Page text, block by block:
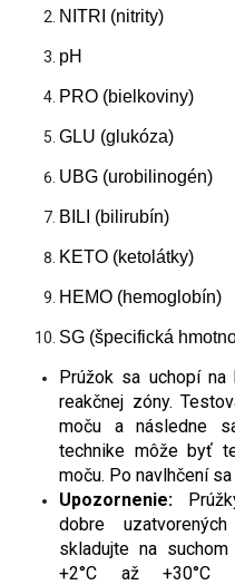
NITRI (nitrity)
pH
PRO (bielkoviny)
GLU (glukóza)
UBG (urobilinogén)
BILI (bilirubín)
KETO (ketolátky)
HEMO (hemoglobín)
SG (špecifická
Prúžok sa uchopí
reakčnej zóny.
moču a následne
technike môže byť
moču. Po navlhčení
Upozornenie:
dobre
skladujte na
+2°C až +30°C